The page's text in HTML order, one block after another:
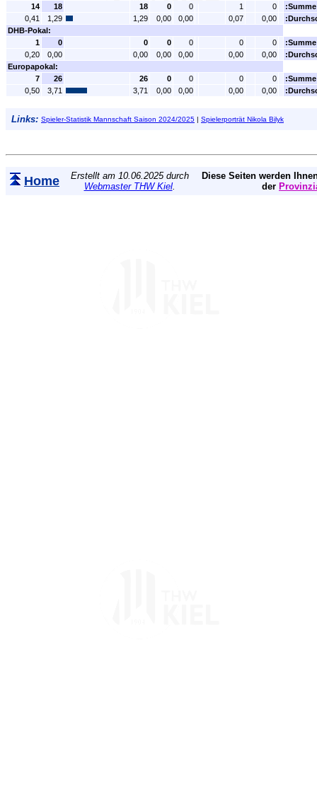
14
18 18 0 0 1 0
:Summe
0,41
1,29 1,29 0,00 0,00 0,07 0,00
DHB-Pokal:
1
0 0 0 0 0 0
:Summe
0,20
0,00 0,00 0,00 0,00 0,00 0,00
Europapokal:
7
26 26 0 0 0 0
:Summe
0,50
3,71 3,71 0,00 0,00 0,00 0,00
Links: Spieler-Statistik Mannschaft Saison 2024/2025 | Spielerporträt Nikola Bilyk
Home
Erstellt am 10.06.2025 durch
Webmaster THW Kiel.
Diese Seiten werden
der